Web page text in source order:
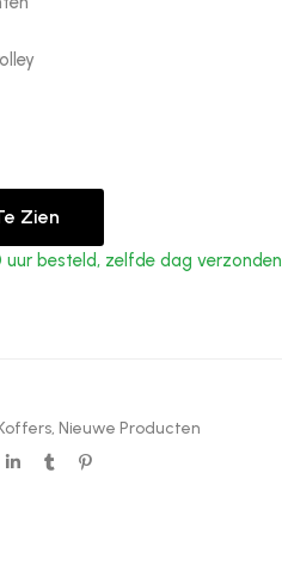
Zien
besteld, zelfde dag verzonden
, Nieuwe Producten